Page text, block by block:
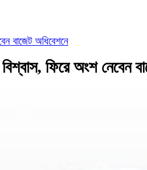
বাজেট অধিবেশনে
ফিরে অংশ নেবেন